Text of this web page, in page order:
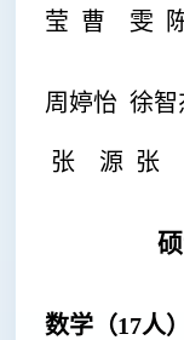
莹 曹 雯
周婷怡 徐
张 源 张
数学（17人）